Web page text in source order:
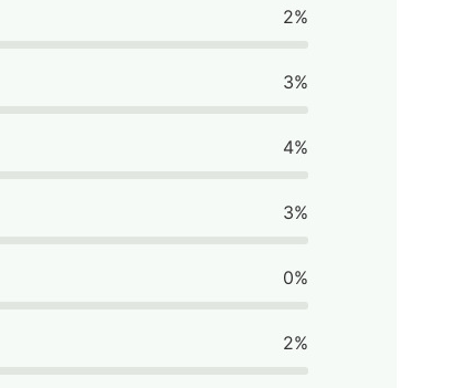
2%
3%
4%
3%
0%
2%